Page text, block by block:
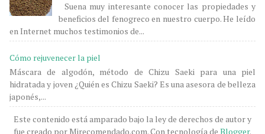
Suena muy interesante conocer las propiedades y
beneficios del fenogreco en nuestro cuerpo. He leído
en Internet muchos testimonios de...
Cómo rejuvenecer la piel
Máscara de algodón, método de Chizu Saeki para una piel
hidratada y joven ¿Quién es Chizu Saeki? Es una asesora de belleza
japonés,...
Este contenido está amparado bajo la ley de derechos de autor y
fue creado por Mirecomendado.com. Con tecnología de Blogger.